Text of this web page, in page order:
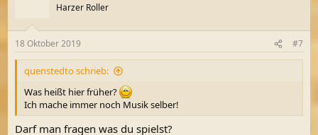
e
n
Harzer Roller
18 Oktober 2019 #7
quenstedto schrieb:
Was heißt hier früher?
Ich mache immer noch Musik selber!
Darf man fragen was du spielst?